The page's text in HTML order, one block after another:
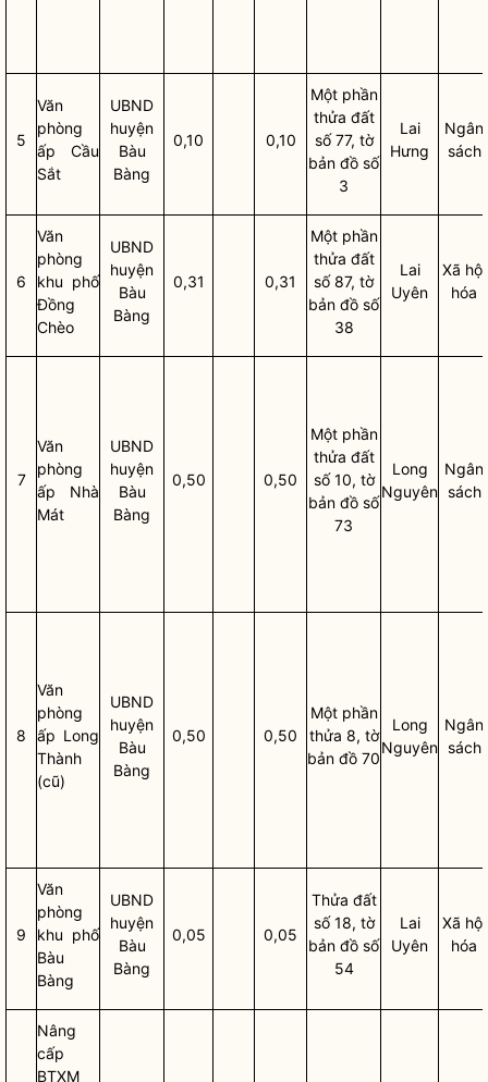
5
Văn
phòng
ấp Cầu
Sắt
UBND
huyện
Bàu
Bàng
0,10 0,10
Một phần
thửa đất
số 77, tờ
bản đồ số
3
Lai
Hưng
Ngân
sách
6
Văn
phòng
khu phố
Đồng
Chèo
UBND
huyện
Bàu
Bàng
0,31 0,31
Một phần
thửa đất
số 87, tờ
bản đồ số
38
Lai
Uyên
Xã hội
hóa
7
Văn
phòng
ấp Nhà
Mát
UBND
huyện
Bàu
Bàng
0,50 0,50
Một phần
thửa đất
số 10, tờ
bản đồ số
73
Long
Nguyên
Ngân
sách
8
Văn
phòng
ấp Long
Thành
(cũ)
UBND
huyện
Bàu
Bàng
0,50 0,50
Một phần
thửa 8, tờ
bản đồ 70
Long
Nguyên
Ngân
sách
9
Văn
phòng
khu phố
Bàu
Bàng
UBND
huyện
Bàu
Bàng
0,05 0,05
Thửa đất
số 18, tờ
bản đồ số
54
Lai
Uyên
Xã hội
hóa
Nâng
cấp
BTXM